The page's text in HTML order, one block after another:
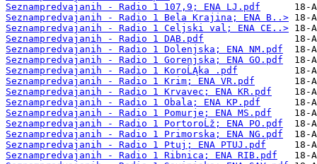
Seznampredvajanih - Radio 1 107,9; ENA LJ.pdf
Seznampredvajanih - Radio 1 Bela Krajina; ENA B..>
Seznampredvajanih - Radio 1 Celjski val; ENA CE..>
Seznampredvajanih - Radio 1 DAB.pdf
Seznampredvajanih - Radio 1 Dolenjska; ENA NM.pdf
Seznampredvajanih - Radio 1 Gorenjska; ENA GO.pdf
Seznampredvajanih - Radio 1 KoroĹĄka .pdf
Seznampredvajanih - Radio 1 Krim; ENA VR.pdf
Seznampredvajanih - Radio 1 Krvavec; ENA KR.pdf
Seznampredvajanih - Radio 1 Obala; ENA KP.pdf
Seznampredvajanih - Radio 1 Pomurje; ENA MS.pdf
Seznampredvajanih - Radio 1 PortoroĹž; ENA PO.pdf
Seznampredvajanih - Radio 1 Primorska; ENA NG.pdf
Seznampredvajanih - Radio 1 Ptuj; ENA PTUJ.pdf
Seznampredvajanih - Radio 1 Ribnica; ENA RIB.pdf